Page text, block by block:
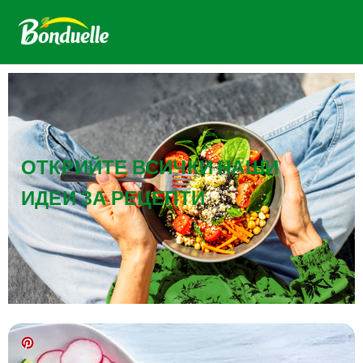
ОТКРИЙТЕ ВСИЧКИ НАШИ
ИДЕИ ЗА РЕЦЕПТИ